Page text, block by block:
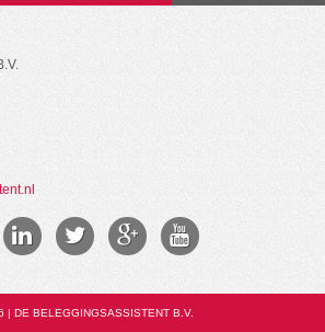
| DE BELEGGINGSASSISTENT B.V.